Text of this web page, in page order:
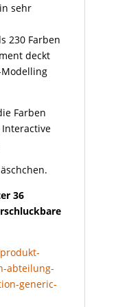
sehr
230 Farben
deckt
Modelling
Farben
36
abteilung-
generic-